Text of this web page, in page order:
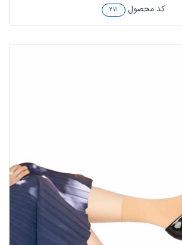
کد محصول ۲۷۱